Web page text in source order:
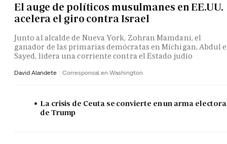
El auge de políticos musulmanes en EE.UU.
acelera el giro contra Israel
Junto al alcalde de Nueva York, Zohran Mamdani, el
ganador de las primarias demócratas en Míchigan, Abdul
Sayed, lidera una corriente contra el Estado judío
David Alandete Corresponsal en Washington
La crisis de Ceuta se convierte en un arma
de Trump